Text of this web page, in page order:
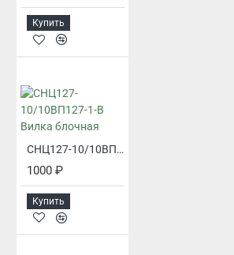
Купить
СНЦ127-10/10ВП127-1-В Вилка блочная
1000 ₽
Купить